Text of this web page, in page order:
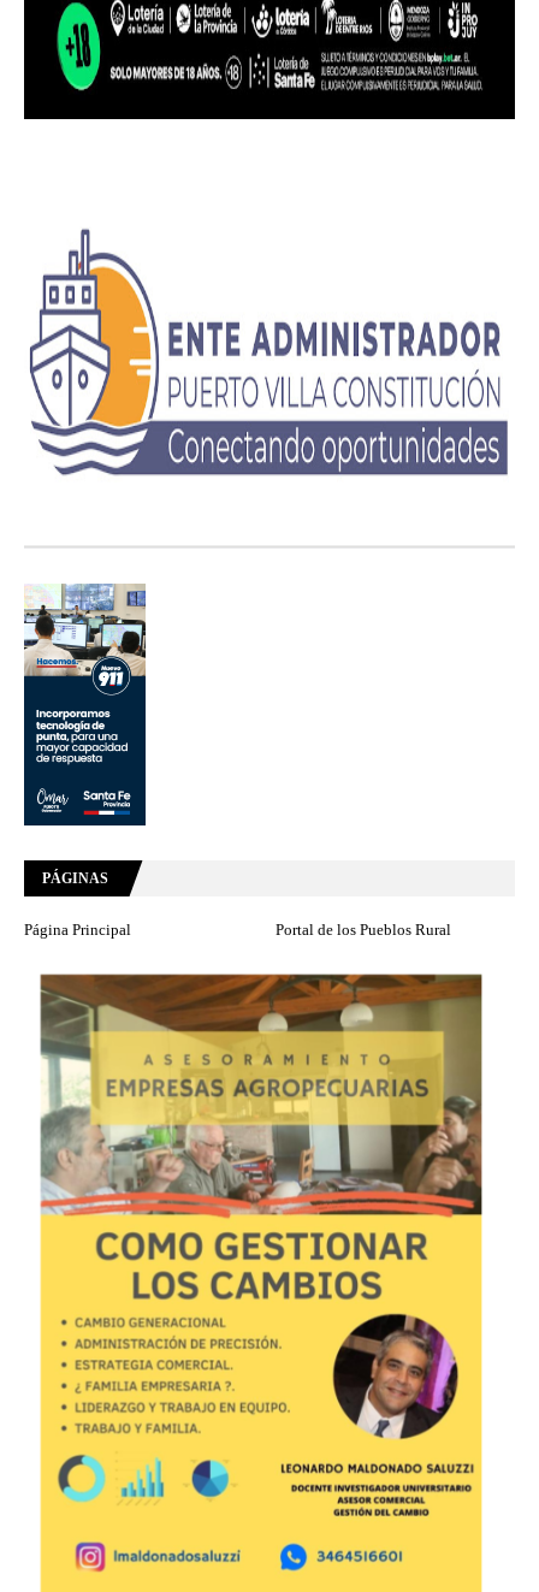
PÁGINAS
Página Principal Portal de los Pueblos Rural